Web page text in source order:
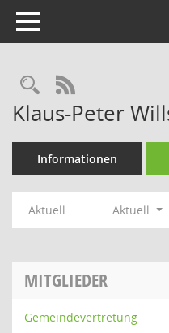
Toggle navigation
RSS-Feed
Klaus-Peter
Informationen
Aktuell Aktuell
MITGLIEDER
Gemeindevertretung